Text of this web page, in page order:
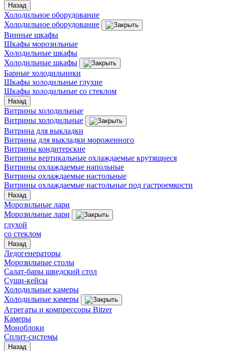
Назад
Холодильное оборудование
Холодильное оборудование
Винные шкафы
Шкафы морозильные
Холодильные шкафы
Холодильные шкафы
Барные холодильники
Шкафы холодильные глухие
Шкафы холодильные со стеклом
Назад
Витрины холодильные
Витрины холодильные
Витрина для выкладки
Витрины для выкладки мороженного
Витрины кондитерские
Витрины вертикальные охлаждаемые крутящиеся
Витрины охлаждаемые напольные
Витрины охлаждаемые настольные
Витрины охлаждаемые настольные под гастроемкости
Назад
Морозильные лари
Морозильные лари
глухой
со стеклом
Назад
Ледогенераторы
Морозильные столы
Салат-бары шведский стол
Суши-кейсы
Холодильные камеры
Холодильные камеры
Агрегаты и компрессоры Bitzer
Камеры
Моноблоки
Сплит-системы
Назад